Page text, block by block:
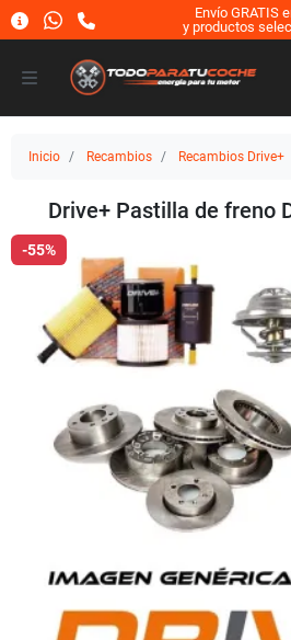
Envío GRATIS
y productos
Inicio Recambios Recambios Drive+
Drive+ Pastilla de freno
-55%